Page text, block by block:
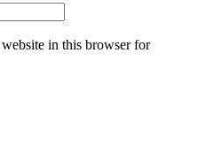
in this browser for